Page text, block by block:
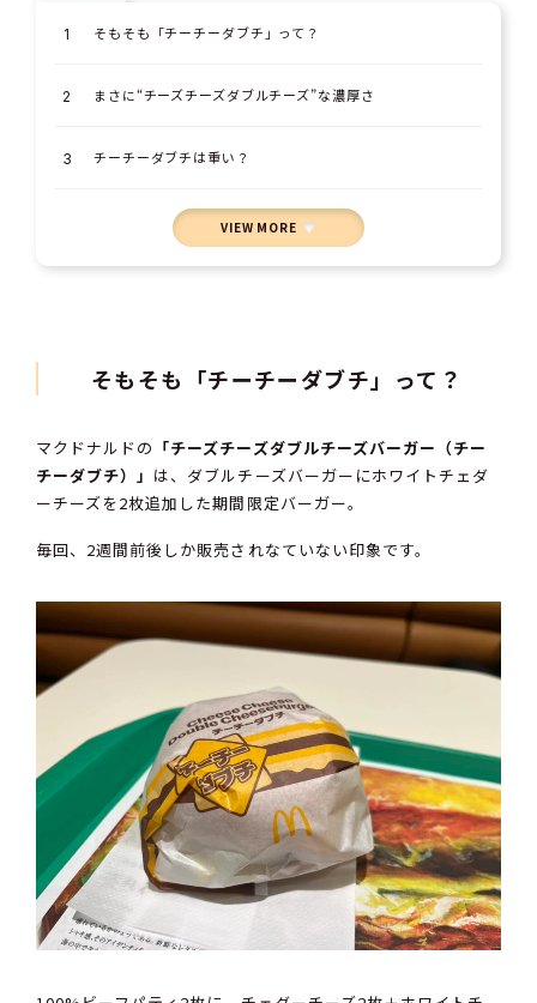
そもそも「チーチーダブチ」って？
まさに“チーズチーズダブルチーズ”な濃厚さ
チーチーダブチは重い？
VIEW MORE
そもそも「チーチーダブチ」って？
マクドナルドの 「チーズチーズダブルチーズバーガー（チー
チーダブチ）」 は、ダブルチーズバーガーにホワイトチェダ
ーチーズを2枚追加した期間限定バーガー。
毎回、2週間前後しか販売されなていない印象です。